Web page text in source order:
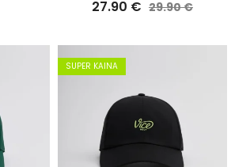
27.90 € 29.90€
SUPER KAINA